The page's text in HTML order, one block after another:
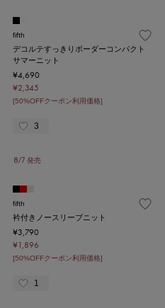
fifth
デコルテすっきりボーダーコンパクト
サマーニット
¥4,690
¥2,345
[50%OFFクーポン利用価格]
3
8/7 発売
fifth
衿付きノースリーブニット
¥3,790
¥1,896
[50%OFFクーポン利用価格]
1